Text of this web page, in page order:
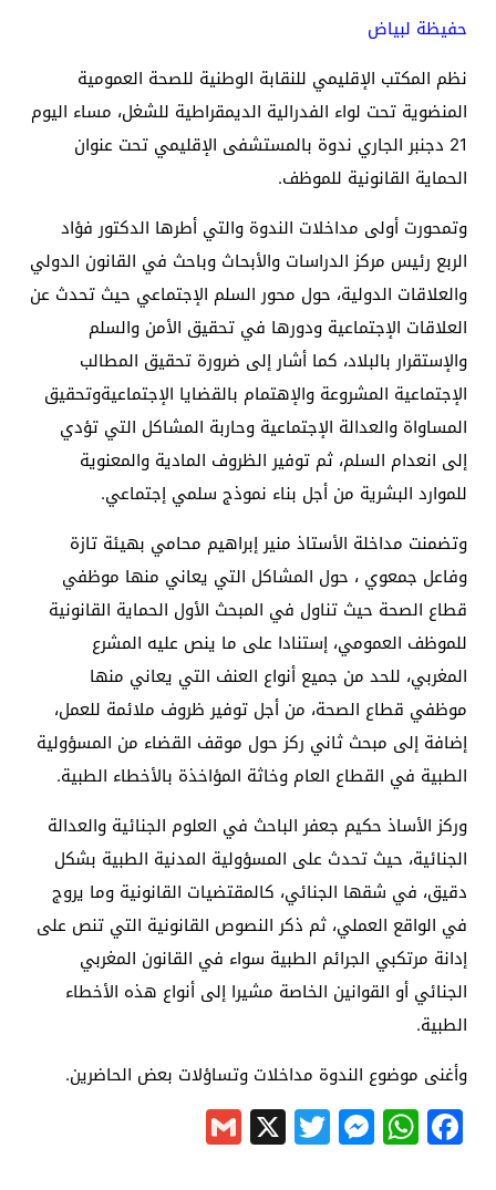
حفيظة لبياض
نظم المكتب الإقليمي للنقابة الوطنية للصحة العمومية
المنضوية تحت لواء الفدرالية الديمقراطية للشغل، مساء اليوم
21 دجنبر الجاري ندوة بالمستشفى الإقليمي تحت عنوان
الحماية القانونية للموظف.
وتمحورت أولى مداخلات الندوة والتي أطرها الدكتور فؤاد
الربع رئيس مركز الدراسات والأبحاث وباحث في القانون الدولي
والعلاقات الدولية، حول محور السلم الإجتماعي حيث تحدث عن
العلاقات الإجتماعية ودورها في تحقيق الأمن والسلم
والإستقرار بالبلاد، كما أشار إلى ضرورة تحقيق المطالب
الإجتماعية المشروعة والإهتمام بالقضايا الإجتماعيةوتحقيق
المساواة والعدالة الإجتماعية وحاربة المشاكل التي تؤدي
إلى انعدام السلم، ثم توفير الظروف المادية والمعنوية
للموارد البشرية من أجل بناء نموذج سلمي إجتماعي.
وتضمنت مداخلة الأستاذ منير إبراهيم محامي بهيئة تازة
وفاعل جمعوي ، حول المشاكل التي يعاني منها موظفي
قطاع الصحة حيث تناول في المبحث الأول الحماية القانونية
للموظف العمومي، إستنادا على ما ينص عليه المشرع
المغربي، للحد من جميع أنواع العنف التي يعاني منها
موظفي قطاع الصحة، من أجل توفير ظروف ملائمة للعمل،
إضافة إلى مبحث ثاني ركز حول موقف القضاء من المسؤولية
الطبية في القطاع العام وخاثة المؤاخذة بالأخطاء الطبية.
وركز الأساذ حكيم جعفر الباحث في العلوم الجنائية والعدالة
الجنائية، حيث تحدث على المسؤولية المدنية الطبية بشكل
دقيق، في شقها الجنائي، كالمقتضيات القانونية وما يروج
في الواقع العملي، ثم ذكر النصوص القانونية التي تنص على
إدانة مرتكبي الجرائم الطبية سواء في القانون المغربي
الجنائي أو القوانين الخاصة مشيرا إلى أنواع هذه الأخطاء
الطبية.
وأغنى موضوع الندوة مداخلات وتساؤلات بعض الحاضرين.
Facebook
WhatsApp
Messenger
Twitter
X